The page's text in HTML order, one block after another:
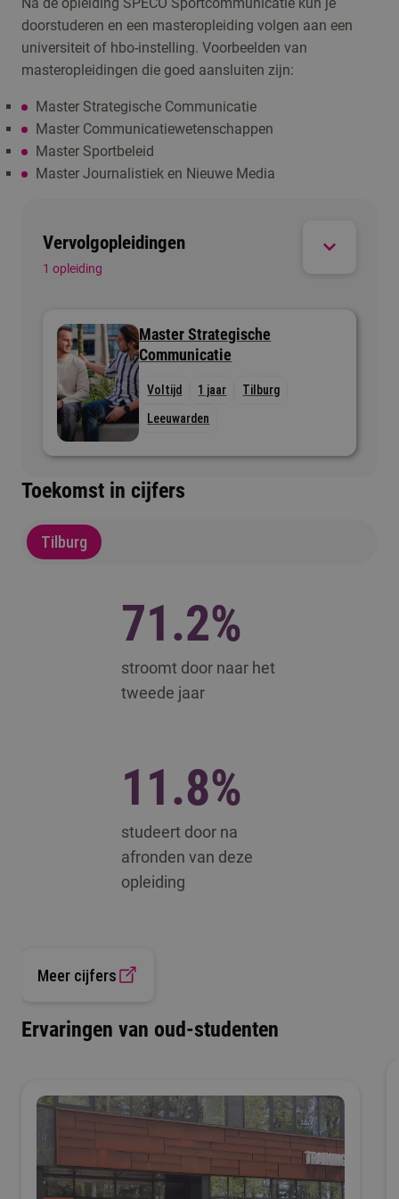
evenement? Jij regelt de boel.
sportorganisaties rekenen op jou. Je ontwikkelt
PR-campagnes om de zichtbaarheid te vergroten
en hebt relaties met allerlei belangrijke mensen en
organisaties in de sportwereld.
doorstuderen en een masteropleiding volgen aan een
universiteit of hbo-instelling. Voorbeelden van
masteropleidingen die goed aansluiten zijn:
Master Strategische Communicatie
Master Communicatiewetenschappen
Master Sportbeleid
Master Journalistiek en Nieuwe Media
Vervolgopleidingen
1 opleiding
Master Strategische
Communicatie
Voltijd 1 jaar
Tilburg
Leeuwarden
Toekomst in cijfers
Tilburg
71.2%
stroomt door naar het
tweede jaar
11.8%
studeert door na
afronden van deze
opleiding
Meer cijfers
Ervaringen van oud-studenten